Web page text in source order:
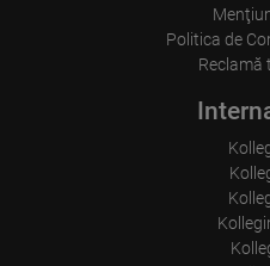
Politica de
Reclamă